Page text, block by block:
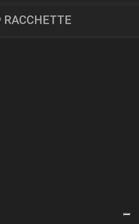
RACCHETTE